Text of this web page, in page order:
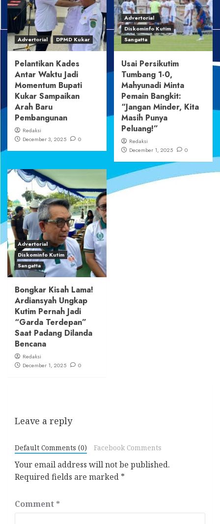
Advertorial DPMD Kukar
Pelantikan Kades
Antar Waktu Jadi
Momentum Bupati
Kukar Sampaikan
Arah Baru
Pembangunan
Redaksi
December 3, 2025
0
Advertorial
Diskominfo Kutim
Sangatta
Usai Persikutim
Tumbang 1-0,
Mahyunadi Minta
Pemain Bangkit:
“Jangan Minder, Kita
Masih Punya
Peluang!”
Redaksi
December 1, 2025
0
Advertorial
Diskominfo Kutim
Sangatta
Bongkar Kisah Lama!
Ardiansyah Ungkap
Kutim Pernah Jadi
“Garda Terdepan”
Saat Padang Dilanda
Bencana
Redaksi
December 1, 2025
0
Leave a reply
Default Comments (0) Facebook Comments
Your email address will not be published.
Required fields are marked *
Comment *